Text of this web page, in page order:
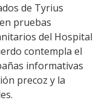
de Tyrius
pruebas
del Hospital
contempla el
informativas
precoz y la